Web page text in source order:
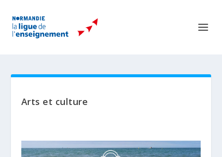
Arts et culture